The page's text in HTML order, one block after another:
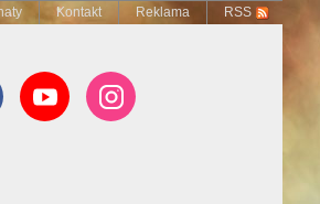
Kontakt Reklama RSS